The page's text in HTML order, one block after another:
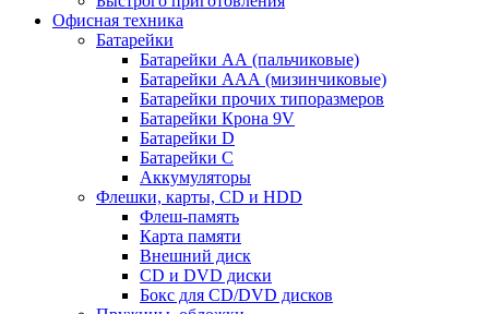
Офисная техника
Батарейки
Батарейки АА (пальчиковые)
Батарейки ААА (мизинчиковые)
Батарейки прочих типоразмеров
Батарейки Крона 9V
Батарейки D
Батарейки С
Аккумуляторы
Флешки, карты, CD и HDD
Флеш-память
Карта памяти
Внешний диск
CD и DVD диски
Бокс для CD/DVD дисков